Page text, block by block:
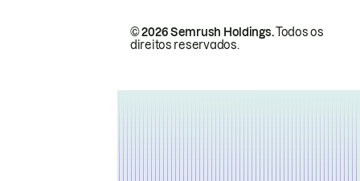
© 2026 Semrush Holdings.Todos os
direitos reservados.